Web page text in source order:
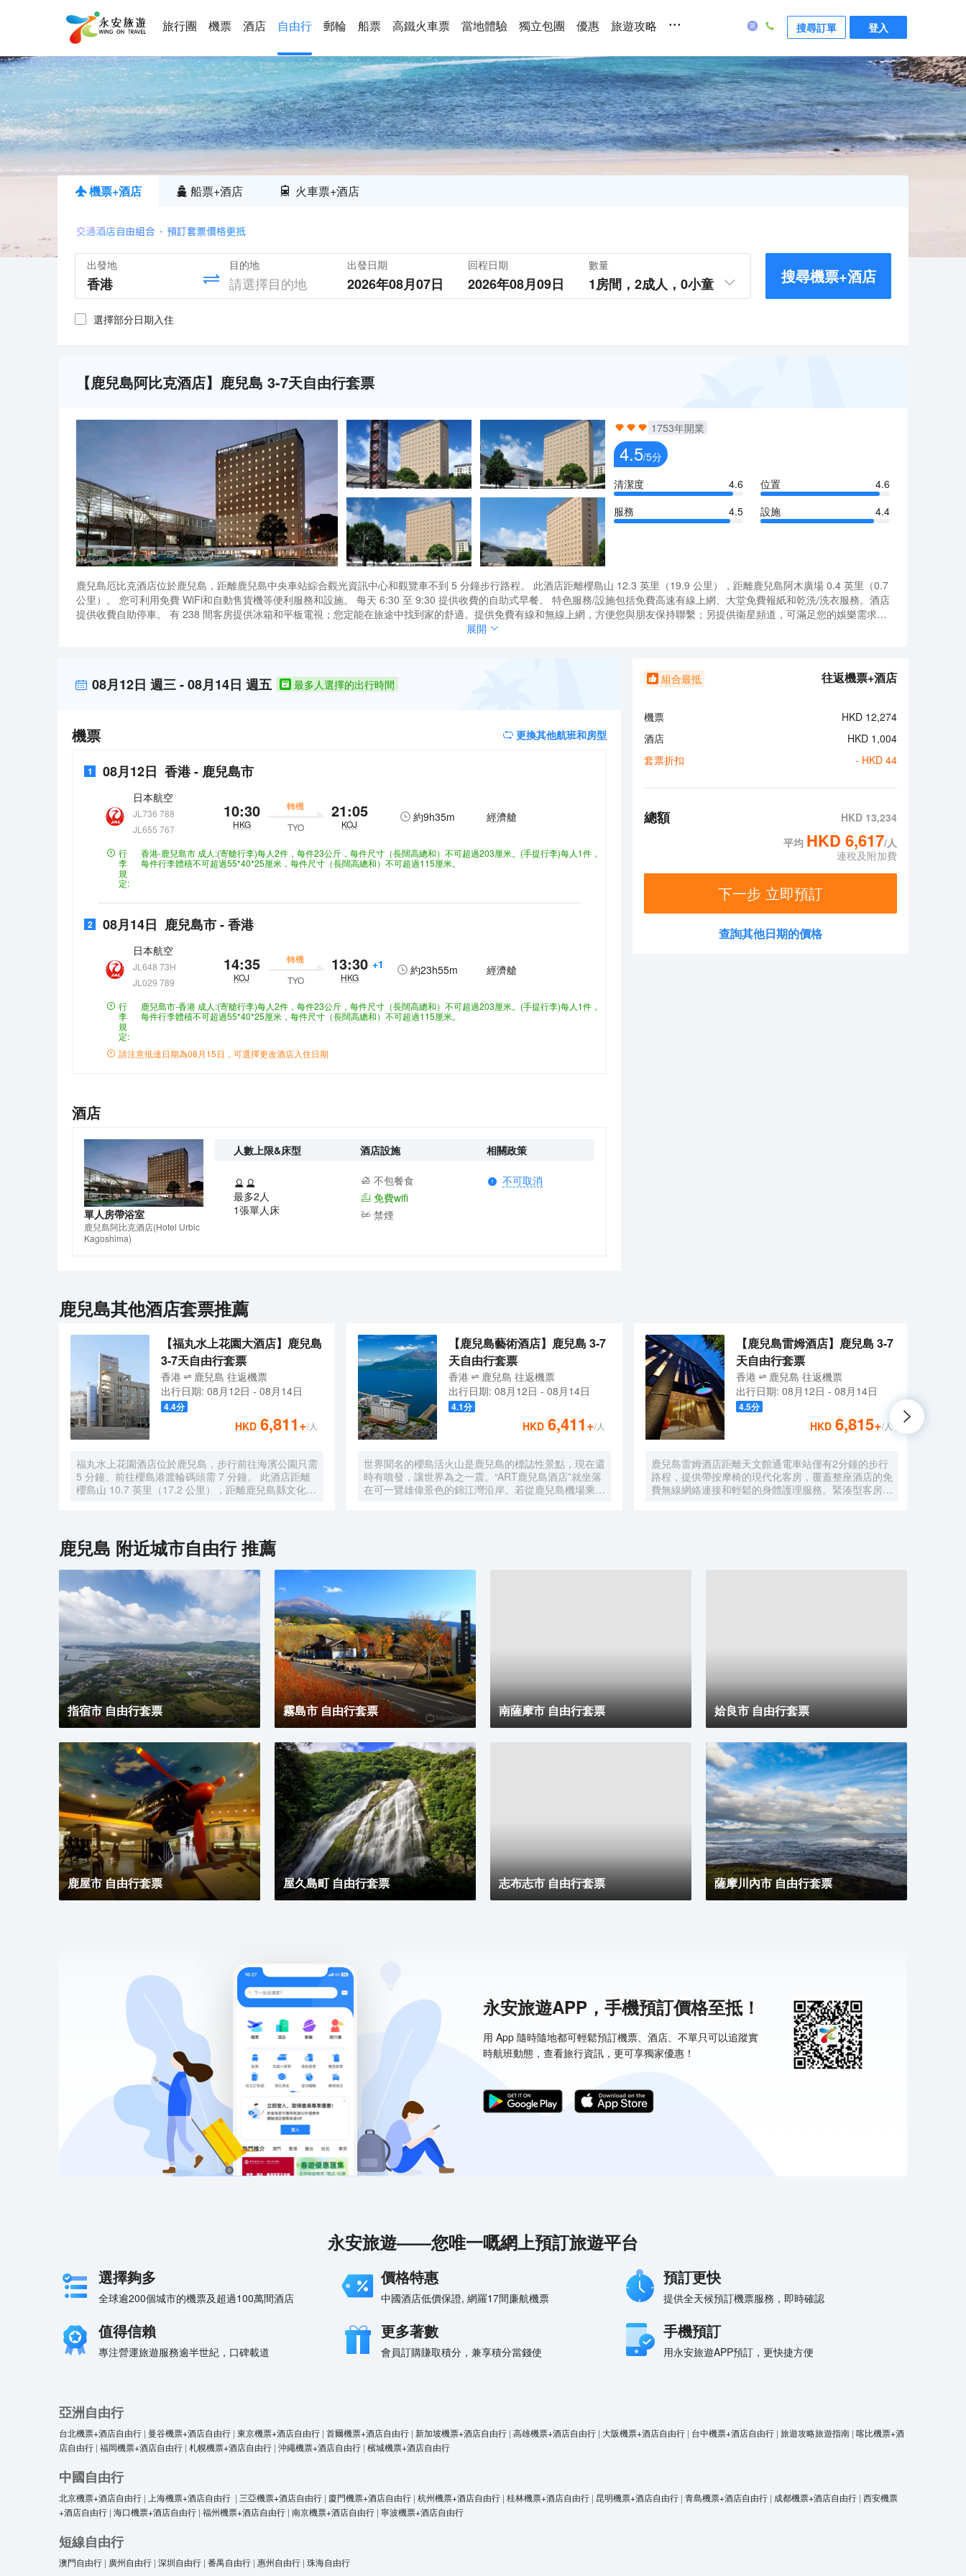
旅行團 機票 酒店 自由行 郵輪 船票 高鐵火車票 當地體驗 獨立包團 優惠 旅遊攻略 ... 搜尋訂單 登入
機票+酒店 船票+酒店 火車票+酒店
出發地 目的地 出發日期
2026年08月07日
回程日期
2026年08月09日
數量
1房間， 2成人， 0小童 搜尋機票+酒店
選擇部分日期入住
【鹿兒島阿比克酒店】鹿兒島 3-7天自由行套票
1753年開業
4.5/5分
清潔度
4.6 位置
4.6
服務
4.5 設施 4.4
鹿兒島厄比克酒店位於鹿兒島，距離鹿兒島中央車站綜合觀光資訊中心和觀覽車不到 5 分鐘步行路程。 此酒店距離櫻島山 12.3 英里（19.9 公里），距離鹿兒島阿木廣場 0.4 英里（0.7
公里）。 您可利用免費 WiFi和自動售貨機等便利服務和設施。 每天 6:30 至 9:30 提供收費的自助式早餐。 特色服務/設施包括免費高速有線上網、大堂免費報紙和乾洗/洗衣服務。酒店
提供收費自助停車。 有 238 間客房提供冰箱和平板電視；您定能在旅途中找到家的舒適。提供免費有線和無線上網，方便您與朋友保持聯繫；另提供衞星頻道，可滿足您的娛樂需求。
配備淋浴/盆浴組合的私人浴室提供浸泡浴缸和免費洗浴用品。便利設施包括電熱水壺，而且按要求提供提供客房服務
鹿兒島厄比克酒店位於鹿兒島，距離鹿兒島中央車站綜合觀光資訊中心和觀覽車不到 5 分鐘步行路程。 此酒店距離櫻島山 12.3 英里（19.9 公里），距離鹿兒島阿木廣場 0.4 英里（0.7
展開
08月12日 週三-08月14日 週五 最多人選擇的出行時間
機票 更換其他航班和房型
1 08月12日 香港- 鹿兒島市
日本航空
JL736 788
JL655 767
10:30
HKG
轉機
TYO
21:05
KOJ 約9h35m 經濟艙
行
李
規
定:
香港-鹿兒島市 成人:(寄艙行李)每人2件，每件23公斤，每件尺寸（長闊高總和）不可超過203厘米。(手提行李)每人1件，
每件行李體積不可超過55*40*25厘米，每件尺寸（長闊高總和）不可超過115厘米。
2 08月14日 鹿兒島市-香港
日本航空
JL648 73H
JL029 789
14:35
KOJ
轉機
TYO
13:30 +1
HKG 約23h55m 經濟艙
行
李
規
定:
鹿兒島市-香港 成人:(寄艙行李)每人2件，每件23公斤，每件尺寸（長闊高總和）不可超過203厘米。(手提行李)每人1件，
每件行李體積不可超過55*40*25厘米，每件尺寸（長闊高總和）不可超過115厘米。
請注意抵達日期為08月15日 ，可選擇更改酒店入住日期
酒店
單人房帶浴室
鹿兒島阿比克酒店(Hotel Urbic
Kagoshima)
人數上限&床型
最多2人
1張單人床
酒店設施
不包餐食
免費wifi
禁煙
相關政策
不可取消
組合最抵 往返機票+酒店
機票 HKD 12,274
酒店
HKD 1,004
套票折扣
- HKD 44
總額 HKD 13,234
平均 HKD 6,617/人
連稅及附加費
下一步 立即預訂
查詢其他日期的價格
鹿兒島其他酒店套票推薦
【福丸水上花園大酒店】鹿兒島
3-7天自由行套票
香港 鹿兒島 往返機票
出行日期: 08月12日 - 08月14日
4.4分
HKD 6,811+/人
福丸水上花園酒店位於鹿兒島，步行前往海濱公園只需
5 分鐘、前往櫻島港渡輪碼頭需 7 分鐘。 此酒店距離
櫻島山 10.7 英里（17.2 公里），距離鹿兒島縣文化博
餐。每天 7:00 至 9:00 提供收費的自助式早餐。 特色
服務/設施包括24 小時前台服務、行李寄存和洗衣設
施。這家酒店擁有 5 間會議室，可用來舉辦活動。酒
店提供收費自助停車。 有 34 間客房提供冰箱和平板電
視；您定能在旅途中找到家的舒適。提供免費無線網
絡，方便您與朋友保持聯繫。配備淋浴/盆浴組合的浴
室提供浸泡浴缸和免費洗浴用品。
【鹿兒島藝術酒店】鹿兒島 3-7
天自由行套票
香港 鹿兒島 往返機票
出行日期: 08月12日 - 08月14日
4.1分
HKD 6,411+/人
世界聞名的櫻島活火山是鹿兒島的標誌性景點，現在還
時有噴發，讓世界為之一震。“ART鹿兒島酒店”就坐落
在可一覽雄偉景色的錦江灣沿岸。若從鹿兒島機場乘坐
前，沉浸在活火山的強大能量中，敬請享受舒適而愜意
景點，裏面有薩摩藩歷代藩主“島津家”所喜愛的庭園，
可瞭望到櫻島美景，亦有餐飲處、土特產店等完善的設
施。附近有很多景點，比如“尚古集成館”，曾是日本最
古老的石造西式機械工廠，現改為博物館，可供參觀；
還有幕府末年到明治初期的珍貴西洋建築“異人館”，是
世界文化遺產“明治日本的產業革命遺產”的組成部分。
您還可在酒店周邊的“平川動物公園”，觀賞白虎、考拉
等稀有動物，與大自然親密碰觸；在遠近聞名的“鹿兒
島水族館”，欣賞大鯨鯊在水中悠然游泳，觀看精彩的
海豚表演秀。適合家人同遊的景點眾多，期待您的惠
趣，邊逛邊吃，其樂無窮。
【鹿兒島雷姆酒店】鹿兒島 3-7
天自由行套票
香港 鹿兒島 往返機票
出行日期: 08月12日 - 08月14日
4.5分
HKD 6,815+/人
鹿兒島雷姆酒店距離天文館通電車站僅有2分鐘的步行
路程，提供帶按摩椅的現代化客房，覆蓋整座酒店的免
費無線網絡連接和輕鬆的身體護理服務。緊湊型客房，
鹿兒島 附近城市自由行 推薦
指宿市 自由行套票 霧島市 自由行套票 南薩摩市 自由行套票 姶良市 自由行套票
鹿屋市 自由行套票 屋久島町 自由行套票 志布志市 自由行套票 薩摩川內市 自由行套票
永安旅遊APP，手機預訂價格至抵！
用 App 隨時隨地都可輕鬆預訂機票、酒店、不單只可以追蹤實
時航班動態，查看旅行資訊，更可享獨家優惠！
永安旅遊——您唯一嘅網上預訂旅遊平台
選擇夠多
全球逾200個城市的機票及超過100萬間酒店
價格特惠
中國酒店低價保證, 網羅17間廉航機票
預訂更快
提供全天候預訂機票服務，即時確認
值得信賴
專注營運旅遊服務逾半世紀，口碑載道
更多著數
會員訂購賺取積分，兼享積分當錢使
手機預訂
用永安旅遊APP預訂，更快捷方便
亞洲自由行
台北機票+酒店自由行 | 曼谷機票+酒店自由行 | 東京機票+酒店自由行 | 首爾機票+酒店自由行 | 新加坡機票+酒店自由行 | 高雄機票+酒店自由行 | 大阪機票+酒店自由行 | 台中機票+酒店自由行 | 旅遊攻略旅遊指南 | 喀比機票+酒
店自由行 | 福岡機票+酒店自由行 | 札幌機票+酒店自由行 | 沖繩機票+酒店自由行 | 檳城機票+酒店自由行
中國自由行
北京機票+酒店自由行 | 上海機票+酒店自由行 | 三亞機票+酒店自由行 | 廈門機票+酒店自由行 | 杭州機票+酒店自由行 | 桂林機票+酒店自由行 | 昆明機票+酒店自由行 | 青島機票+酒店自由行 | 成都機票+酒店自由行 | 西安機票
+酒店自由行 | 海口機票+酒店自由行 | 福州機票+酒店自由行 | 南京機票+酒店自由行 | 寧波機票+酒店自由行
短線自由行
澳門自由行 | 廣州自由行 | 深圳自由行 | 番禺自由行 | 惠州自由行 | 珠海自由行